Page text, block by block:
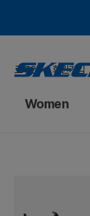
로그인 회원가입
Women